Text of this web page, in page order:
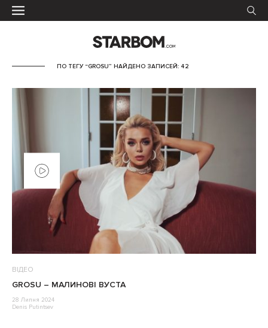
ПО ТЕГУ “GROSU” НАЙДЕНО ЗАПИСЕЙ: 42
ВІДЕО
GROSU – МАЛИНОВІ ВУСТА
28 Липня 2024
Denis Putintsev